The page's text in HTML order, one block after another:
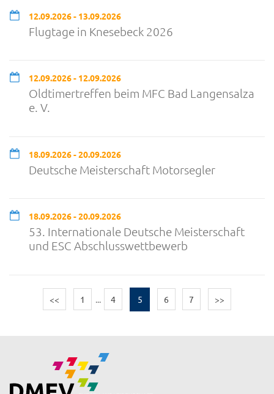
12.09.2026 - 13.09.2026
Flugtage in Knesebeck 2026
12.09.2026 - 12.09.2026
Oldtimertreffen beim MFC Bad Langensalza
e. V.
18.09.2026 - 20.09.2026
Deutsche Meisterschaft Motorsegler
18.09.2026 - 20.09.2026
53. Internationale Deutsche Meisterschaft
und ESC Abschlusswettbewerb
<< 1 ... 4 5 6 7 >>